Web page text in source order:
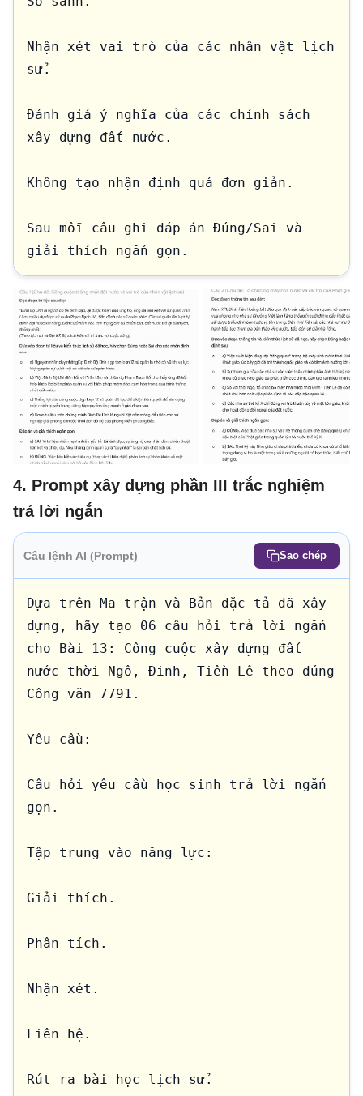
Nhận xét vai trò của các nhân vật lịch
sử.
Đánh giá ý nghĩa của các chính sách
xây dựng đất nước.
Không tạo nhận định quá đơn giản.
Sau mỗi câu ghi đáp án Đúng/Sai và
giải thích ngắn gọn.
4. Prompt xây dựng phần III trắc nghiệm
trả lời ngắn
Câu lệnh AI (Prompt) Sao chép
Dựa trên Ma trận và Bản đặc tả đã xây
dựng, hãy tạo 06 câu hỏi trả lời ngắn
cho Bài 13: Công cuộc xây dựng đất
nước thời Ngô, Đinh, Tiền Lê theo đúng
Công văn 7791.
Yêu cầu:
Câu hỏi yêu cầu học sinh trả lời ngắn
gọn.
Tập trung vào năng lực:
Giải thích.
Phân tích.
Nhận xét.
Liên hệ.
Rút ra bài học lịch sử.